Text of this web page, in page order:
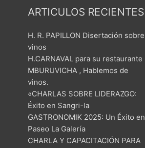
ARTICULOS RECIENTES
H. R. PAPILLON Disertación sobre
vinos
H.CARNAVAL para su restaurante
MBURUVICHA , Hablemos de
vinos.
«CHARLAS SOBRE LIDERAZGO:
Éxito en Sangri-la
GASTRONOMIK 2025: Un Éxito en
Paseo La Galería
CHARLA Y CAPACITACIÓN PARA